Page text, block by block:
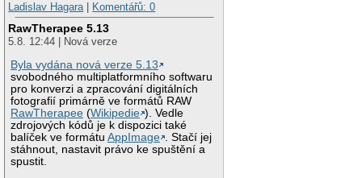
Ladislav Hagara| Komentářů: 0
RawTherapee 5.13
5.8. 12:44 | Nová verze
Byla vydána nová verze 5.13
svobodného multiplatformního softwaru
pro konverzi a zpracování digitálních
fotografií primárně ve formátů RAW
RawTherapee (Wikipedie ). Vedle
zdrojových kódů je k dispozici také
balíček ve formátuAppImage
. Stačí jej
stáhnout, nastavit právo ke spuštění a
spustit.